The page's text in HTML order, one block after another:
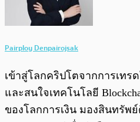
Pairploy Denpairojsak
เข้าสู่โลกคริปโตจากการเทร
และสนใจเทคโนโลยี
ของโลกการเงิน มองสินทรัพ